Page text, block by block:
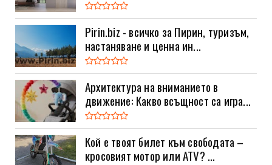
Pirin.biz - всичко за Пирин, туризъм,
настаняване и ценна ин...
Архитектура на вниманието в
движение: Какво всъщност са игра...
Кой е твоят билет към свободата –
кросовият мотор или ATV? ...